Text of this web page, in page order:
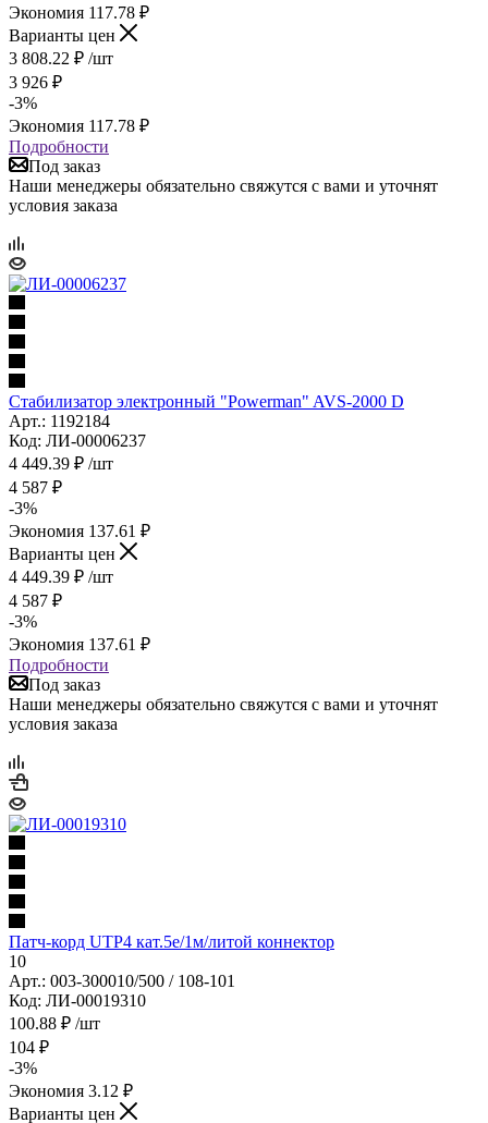
Экономия 117.78 ₽
Варианты цен
3 808.22 ₽ /шт
3 926 ₽
-3%
Экономия 117.78 ₽
Подробности
Под заказ
Наши менеджеры обязательно свяжутся с вами и уточнят
условия заказа
Стабилизатор электронный "Powerman" AVS-2000 D
Арт.: 1192184
Код: ЛИ-00006237
4 449.39 ₽ /шт
4 587 ₽
-3%
Экономия 137.61 ₽
Варианты цен
4 449.39 ₽ /шт
4 587 ₽
-3%
Экономия 137.61 ₽
Подробности
Под заказ
Наши менеджеры обязательно свяжутся с вами и уточнят
условия заказа
Патч-корд UTP4 кат.5е/1м/литой коннектор
10
Арт.: 003-300010/500 / 108-101
Код: ЛИ-00019310
100.88 ₽ /шт
104 ₽
-3%
Экономия 3.12 ₽
Варианты цен